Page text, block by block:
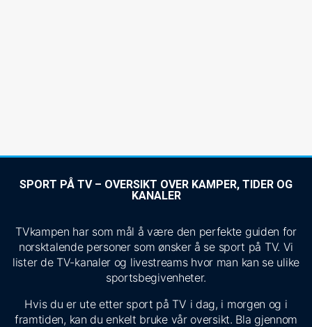
SPORT PÅ TV – OVERSIKT OVER KAMPER, TIDER OG
KANALER
TVkampen har som mål å være den perfekte guiden for
norsktalende personer som ønsker å se sport på TV. Vi
lister de TV-kanaler og livestreams hvor man kan se ulike
sportsbegivenheter.
Hvis du er ute etter sport på TV i dag, i morgen og i
framtiden, kan du enkelt bruke vår oversikt. Bla gjennom